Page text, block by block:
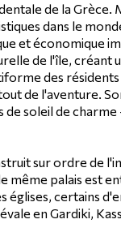
de la Grèce.
dans le
et économique
de l'île, créant
des
de l'aventure.
soleil de
sur ordre de
même palais est
certains
en Gardiki,